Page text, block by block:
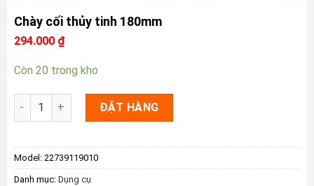
Chày cối thủy tinh 180mm
294.000 ₫
Còn 20 trong kho
Chày cối thủy tinh 180mm số lượng
ĐẶT HÀNG
Model: 22739119010
Danh mục: Dụng cụ